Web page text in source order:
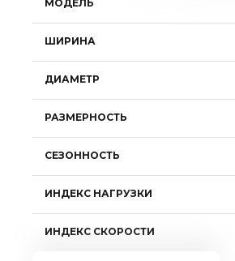
МОДЕЛЬ
ШИРИНА
ДИАМЕТР
РАЗМЕРНОСТЬ
СЕЗОННОСТЬ
ИНДЕКС НАГРУЗКИ
ИНДЕКС СКОРОСТИ